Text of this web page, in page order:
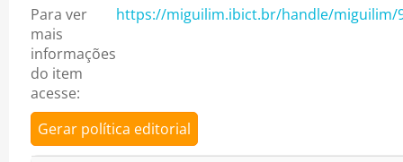
Para ver
mais
informações
do item
acesse:
https://miguilim.ibict.br/handle/miguilim/
Gerar política editorial